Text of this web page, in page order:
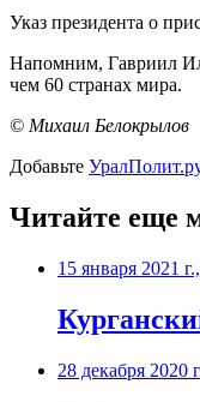
Указ президента о
Напомним, Гавриил
чем 60 странах мира.
© Михаил Белокрылов
Добавьте
Читайте еще
15 января 2021
28 декабря 2020